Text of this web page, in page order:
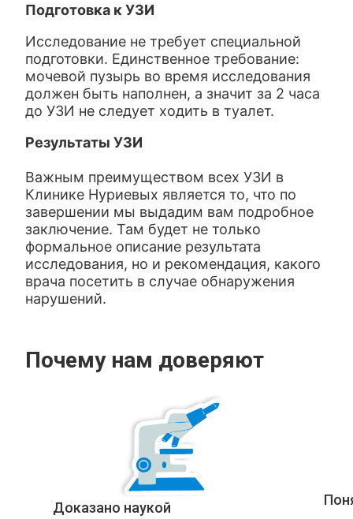
Подготовка к УЗИ
Исследование не требует специальной
подготовки. Единственное требование:
мочевой пузырь во время исследования
должен быть наполнен, а значит за 2 часа
до УЗИ не следует ходить в туалет.
Результаты УЗИ
Важным преимуществом всех УЗИ в
Клинике Нуриевых является то, что по
завершении мы выдадим вам подробное
заключение. Там будет не только
формальное описание результата
исследования, но и рекомендация, какого
врача посетить в случае обнаружения
нарушений.
Почему нам доверяют
Доказано наукой